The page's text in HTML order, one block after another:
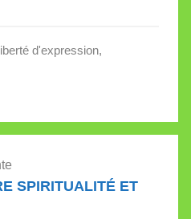
d'expression,
SPIRITUALITÉ ET